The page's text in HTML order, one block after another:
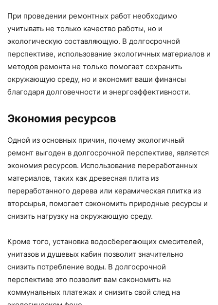
При проведении ремонтных работ необходимо
учитывать не только качество работы, но и
экологическую составляющую. В долгосрочной
перспективе, использование экологичных материалов и
методов ремонта не только помогает сохранить
окружающую среду, но и экономит ваши финансы
благодаря долговечности и энергоэффективности.
Экономия ресурсов
Одной из основных причин, почему экологичный
ремонт выгоден в долгосрочной перспективе, является
экономия ресурсов. Использование переработанных
материалов, таких как древесная плита из
переработанного дерева или керамическая плитка из
вторсырья, помогает сэкономить природные ресурсы и
снизить нагрузку на окружающую среду.
Кроме того, установка водосберегающих смесителей,
унитазов и душевых кабин позволит значительно
снизить потребление воды. В долгосрочной
перспективе это позволит вам сэкономить на
коммунальных платежах и снизить свой след на